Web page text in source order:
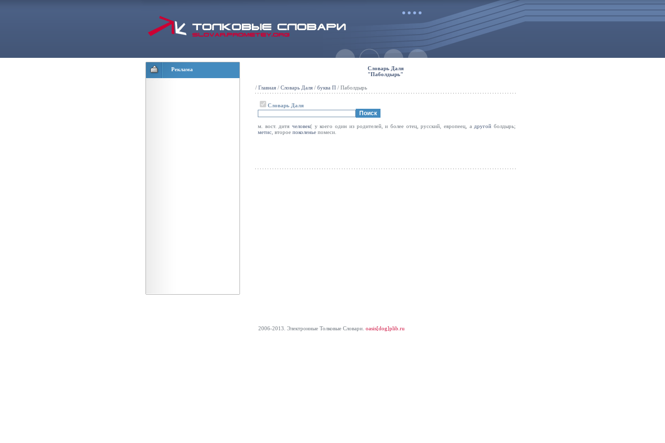
Реклама
Словарь Даля
"Паболдырь"
/ Главная / Словарь Даля / буква П / Паболдырь
Словарь Даля
м. вост. дитячеловек( у коего один из родителей, и более отец, русский, европеец, а другой болдырь;
метис , второе поколенье помеси.
2006-2013. Электронные Толковые Cловари. oasis[dog]plib.ru